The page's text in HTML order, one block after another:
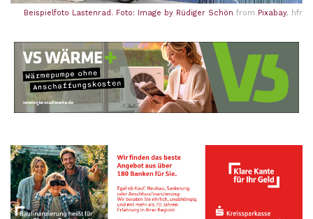
Beispielfoto Lastenrad. Foto: Image by Rüdiger Schön from Pixabay, hfr